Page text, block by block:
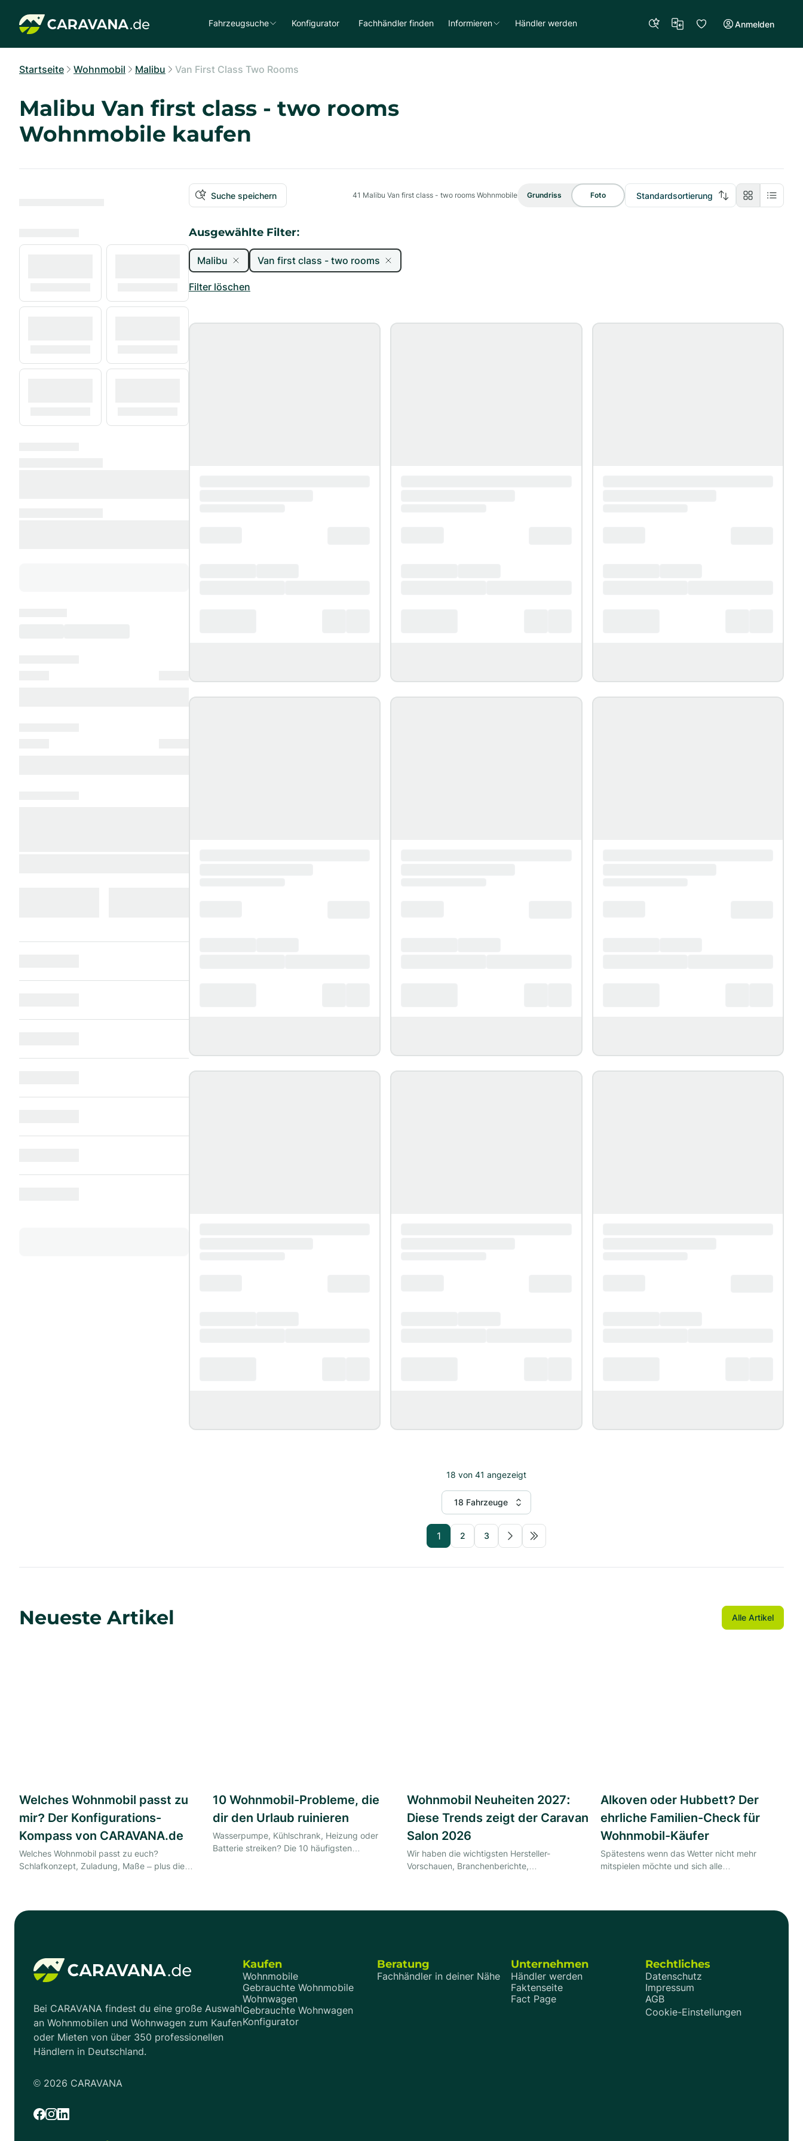
Fahrzeugsuche Konfigurator Fachhändler finden Informieren Händler werden Anmelden
Startseite Wohnmobil Malibu Van First Class Two Rooms
Malibu Van first class - two rooms
Wohnmobile kaufen
Suche speichern 41 Malibu Van first class - two rooms Wohnmobile Grundriss Foto Standardsortierung
Ausgewählte Filter:
Malibu Van first class - two rooms
Filter löschen
18 von 41 angezeigt
18 Fahrzeuge
1 2 3
Neueste Artikel Alle Artikel
Welches Wohnmobil passt zu
mir? Der Konfigurations-
Kompass von CARAVANA.de
Welches Wohnmobil passt zu euch?
Schlafkonzept, Zuladung, Maße – plus die
10 Wohnmobil-Probleme, die
dir den Urlaub ruinieren
Wasserpumpe, Kühlschrank, Heizung oder
Batterie streiken? Die 10 häufigsten
Wohnmobil Neuheiten 2027:
Diese Trends zeigt der Caravan
Salon 2026
Wir haben die wichtigsten Hersteller-
Vorschauen, Branchenberichte,
Alkoven oder Hubbett? Der
ehrliche Familien-Check für
Wohnmobil-Käufer
Spätestens wenn das Wetter nicht mehr
mitspielen möchte und sich alle
Bei CARAVANA findest du eine große Auswahl
an Wohnmobilen und Wohnwagen zum Kaufen
oder Mieten von über 350 professionellen
Händlern in Deutschland.
© 2026 CARAVANA
Kaufen
Wohnmobile
Gebrauchte Wohnmobile
Wohnwagen
Gebrauchte Wohnwagen
Konfigurator
Beratung
Fachhändler in deiner Nähe
Unternehmen
Händler werden
Faktenseite
Fact Page
Rechtliches
Datenschutz
Impressum
AGB
Cookie-Einstellungen